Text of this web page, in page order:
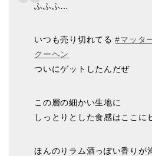
ふふふ…
いつも売り切れてる#マッタ
クーヘン
ついにゲットしたんだぜ
この層の細かい生地に
しっとりとした食感はここに
ほんのりラム酒っぽい香りが